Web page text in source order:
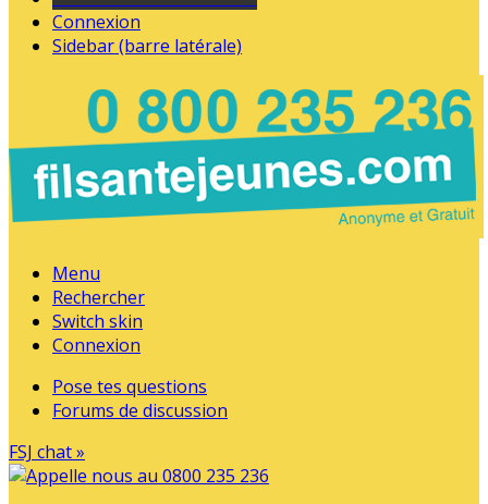
Connexion
Sidebar (barre latérale)
Menu
Rechercher
Switch skin
Connexion
Pose tes questions
Forums de discussion
FSJ chat »